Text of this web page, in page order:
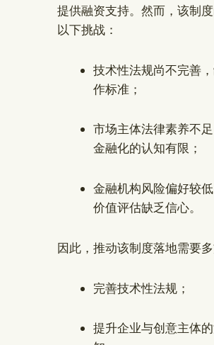
提供融资支持。然而，该制
以下挑战：
技术性法规尚不完善
作标准；
市场主体法律素养不
金融化的认知有限；
金融机构风险偏好较
价值评估缺乏信心。
因此，推动该制度落地需要
完善技术性法规；
提升企业与创意主体